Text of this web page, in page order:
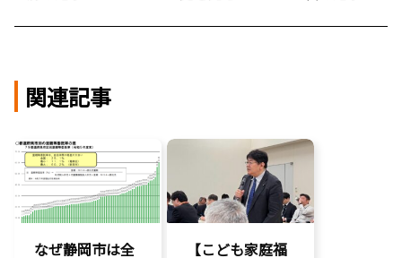
関連記事
なぜ静岡市は全 【こども家庭福